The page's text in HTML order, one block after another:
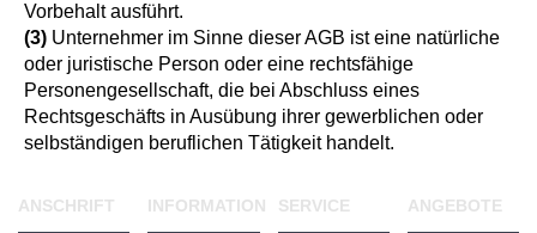
Vorbehalt ausführt.
(3) Unternehmer im Sinne dieser AGB ist eine natürliche
oder juristische Person oder eine rechtsfähige
Personengesellschaft, die bei Abschluss eines
Rechtsgeschäfts in Ausübung ihrer gewerblichen oder
selbständigen beruflichen Tätigkeit handelt.
ANSCHRIFT
INFORMATION SERVICE ANGEBOTE